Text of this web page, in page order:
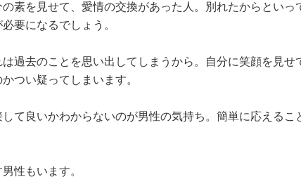
素を見せて、愛情の交換があった人。別れたからといっ
要になるでしょう。
過去のことを思い出してしまうから。自分に笑顔を見せ
つい疑ってしまいます。
て良いかわからないのが男性の気持ち。簡単に応えるこ
性もいます。